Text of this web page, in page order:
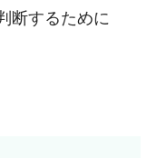
断するために